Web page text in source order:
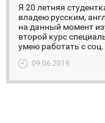
Я 20 летняя
владею русским,
на данный момент
второй курс
умею работать с
09.06.2019